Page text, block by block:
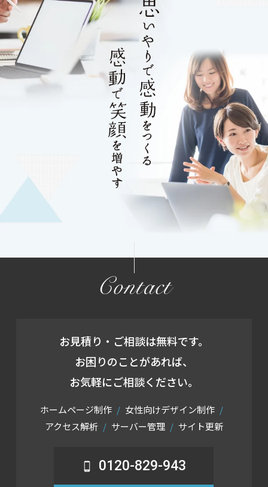
Contact
お見積り・ご相談は無料です。
お困りのことがあれば、
お気軽にご相談ください。
ホームページ制作
女性向けデザイン制作
アクセス解析
サーバー管理 サイト更新
0120-829-943